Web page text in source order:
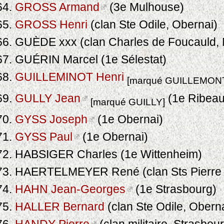
GROSS Armand (3e Mulhouse)
GROSS Henri(clan Ste Odile, Obernai)
GUÈDE xxx (clan Charles de Foucauld,
GUÉRIN Marcel (1e Sélestat)
GUILLEMINOT Henri [marqué
GULLY Jean [marqué GUILLY](1e
GYSS Joseph (1e Obernai)
GYSS Paul
(1e Obernai)
HABSIGER Charles (1e Wittenheim)
HAERTELMEYER René (clan Sts
HAHN Jean-Georges (1e Strasbourg)
HALLER Bernard(clan Ste Odile,